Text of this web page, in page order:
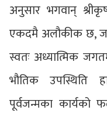
अनुसार भगवान्
एकदमै अलौकीक छ,
स्वतः अध्यात्मिक
भौतिक उपस्थिति
पूर्वजन्मका